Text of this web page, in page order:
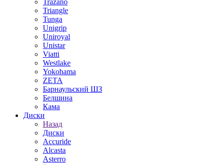
Trazano
Triangle
Tunga
Unigrip
Uniroyal
Unistar
Viatti
Westlake
Yokohama
ZETA
Барнаульский ШЗ
Белшина
Кама
Диски
Назад
Диски
Accuride
Alcasta
Asterro